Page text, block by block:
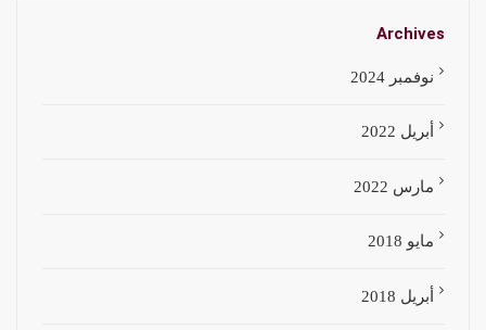
Archives
نوفمبر 2024
أبريل 2022
مارس 2022
مايو 2018
أبريل 2018